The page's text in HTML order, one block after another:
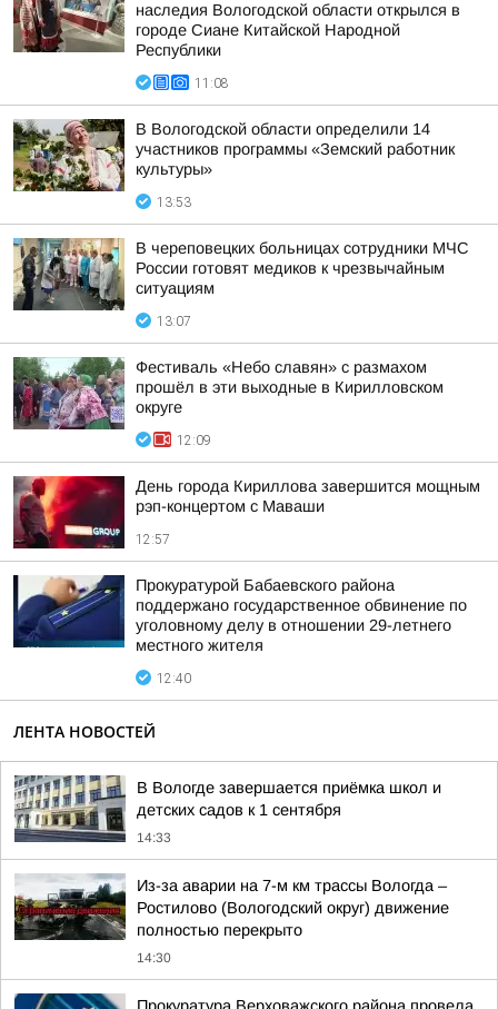
наследия Вологодской области открылся в
городе Сиане Китайской Народной
Республики
11:08
В Вологодской области определили 14
участников программы «Земский работник
культуры»
13:53
В череповецких больницах сотрудники МЧС
России готовят медиков к чрезвычайным
ситуациям
13:07
Фестиваль «Небо славян» с размахом
прошёл в эти выходные в Кирилловском
округе
12:09
День города Кириллова завершится мощным
рэп-концертом с Маваши
12:57
Прокуратурой Бабаевского района
поддержано государственное обвинение по
уголовному делу в отношении 29-летнего
местного жителя
12:40
ЛЕНТА НОВОСТЕЙ
В Вологде завершается приёмка школ и
детских садов к 1 сентября
14:33
Из-за аварии на 7-м км трассы Вологда –
Ростилово (Вологодский округ) движение
полностью перекрыто
14:30